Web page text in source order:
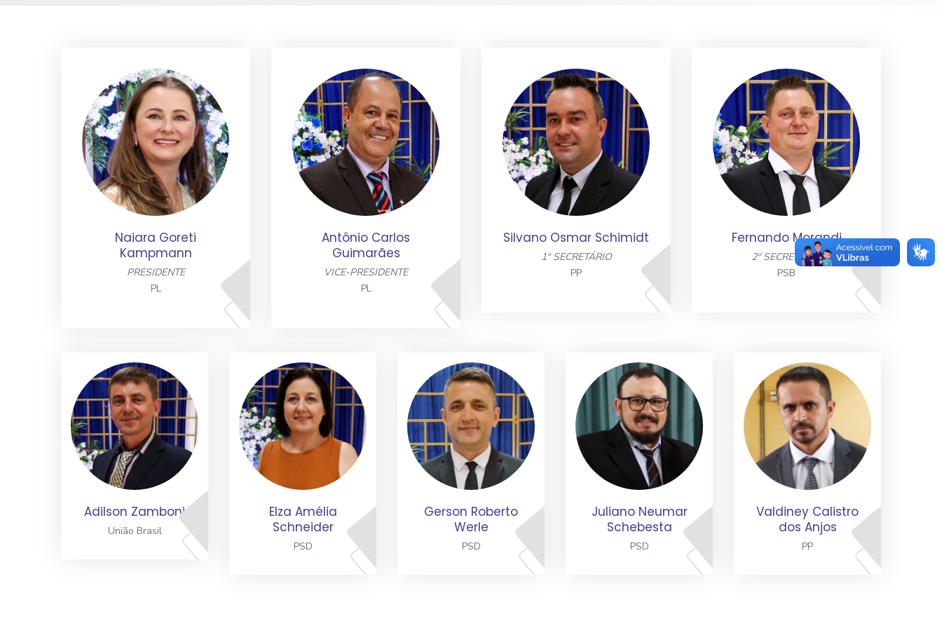
Naiara Goreti
Kampmann
PRESIDENTE
PL
Antônio Carlos
Guimarães
VICE-PRESIDENTE
PL
Silvano Osmar Schimidt
1º SECRETÁRIO
PP
Fernando Morandi
2º SECRETÁRIO
PSB
Adilson Zamboni
União Brasil
Elza Amélia
Schneider
PSD
Gerson Roberto
Werle
PSD
Juliano Neumar
Schebesta
PSD
Valdiney Calistro
dos Anjos
PP